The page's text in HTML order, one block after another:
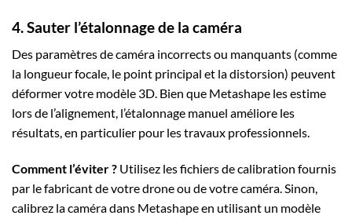
4. Sauter l’étalonnage de la caméra
Des paramètres de caméra incorrects ou manquants (comme
la longueur focale, le point principal et la distorsion) peuvent
déformer votre modèle 3D. Bien que Metashape les estime
lors de l’alignement, l’étalonnage manuel améliore les
résultats, en particulier pour les travaux professionnels.
Comment l’éviter ? Utilisez les fichiers de calibration fournis
par le fabricant de votre drone ou de votre caméra. Sinon,
calibrez la caméra dans Metashape en utilisant un modèle